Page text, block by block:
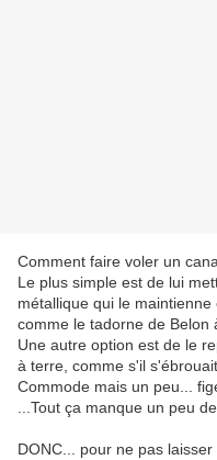
Comment faire voler un
Le plus simple est de lui
métallique qui le
comme le tadorne de Belon
Une autre option est de le
à terre, comme s'il
Commode mais un peu...
...Tout ça manque un peu
DONC... pour ne pas